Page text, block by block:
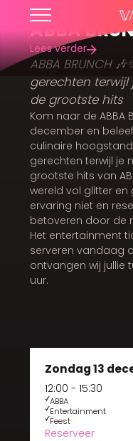
ABBA
Lees verder
ABBA BRUNCH
gerechten
de grootste hits
Kom naar de ABBA
december en
culinaire
gerechten terwijl je
grootste hits van
wereld vol glitter en
ervaring niet en
betoveren door de
Het entertainment
serveren vandaag
ontvangen wij jullie
uur.
Zondag 13
12:00 - 15:30
ABBA
Entertainment
Feest
Reserveer